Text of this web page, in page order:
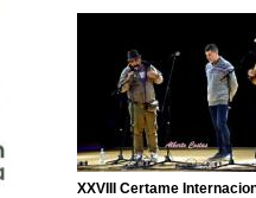
XXVIII Certame